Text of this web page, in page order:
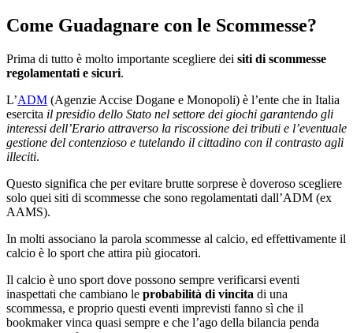
Come Guadagnare con le Scommesse?
Prima di tutto è molto importante scegliere dei siti di scommesse
regolamentati e sicuri.
L’ADM (Agenzie Accise Dogane e Monopoli) è l’ente che in Italia
esercita il presidio dello Stato nel settore dei giochi garantendo gli
interessi dell’Erario attraverso la riscossione dei tributi e l’eventuale
gestione del contenzioso e tutelando il cittadino con il contrasto agli
illeciti.
Questo significa che per evitare brutte sorprese è doveroso scegliere
solo quei siti di scommesse che sono regolamentati dall’ADM (ex
AAMS).
In molti associano la parola scommesse al calcio, ed effettivamente il
calcio è lo sport che attira più giocatori.
Il calcio è uno sport dove possono sempre verificarsi eventi
inaspettati che cambiano le probabilità di vincita di una
scommessa, e proprio questi eventi imprevisti fanno sì che il
bookmaker vinca quasi sempre e che l’ago della bilancia penda